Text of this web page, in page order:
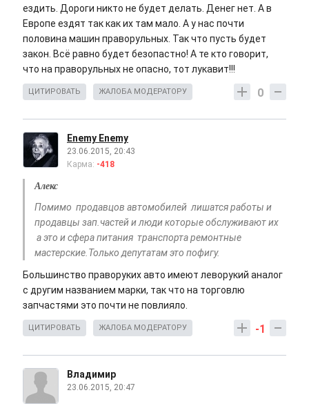
ездить. Дороги никто не будет делать. Денег нет. А в
Европе ездят так как их там мало. А у нас почти
половина машин праворульных. Так что пусть будет
закон. Всё равно будет безопастно! А те кто говорит,
что на праворульных не опасно, тот лукавит!!!
0
ЦИТИРОВАТЬ ЖАЛОБА МОДЕРАТОРУ
Enemy Enemy
23.06.2015, 20:43
Карма: -418
Алекс
Помимо продавцов автомобилей лишатся работы и
продавцы зап.частей и люди которые обслуживают их
а это и сфера питания транспорта ремонтные
мастерские.Только депутатам это пофигу.
Большинство праворуких авто имеют леворукий аналог
с другим названием марки, так что на торговлю
запчастями это почти не повлияло.
-1
ЦИТИРОВАТЬ ЖАЛОБА МОДЕРАТОРУ
Владимир
23.06.2015, 20:47